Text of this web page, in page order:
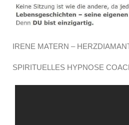
IRENE MATERN –
SPIRITUELLES HYPNOSE